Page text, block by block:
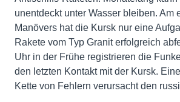
unentdeckt unter Wasser bleiben. Am
Manövers hat die Kursk nur eine
Rakete vom Typ Granit erfolgreich
Uhr in der Frühe registrieren die
den letzten Kontakt mit der Kursk.
Kette von Fehlern verursacht den